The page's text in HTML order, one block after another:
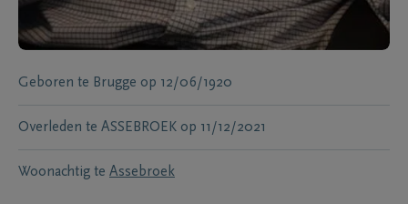
Geboren te Brugge op 12/06/1920
Overleden te ASSEBROEK op 11/12/2021
Woonachtig te Assebroek